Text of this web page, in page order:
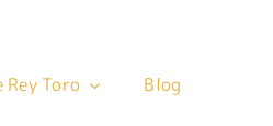
Toro Blog
Toro Blog